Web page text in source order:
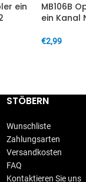
ein
MB106B
ein Kanal
€2,99
STÖBERN
Wunschliste
Zahlungsarten
Versandkosten
FAQ
Kontaktieren Sie uns